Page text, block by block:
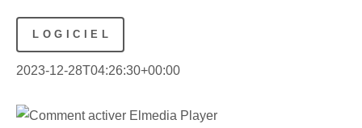
LOGICIEL
2023-12-28T04:26:30+00:00